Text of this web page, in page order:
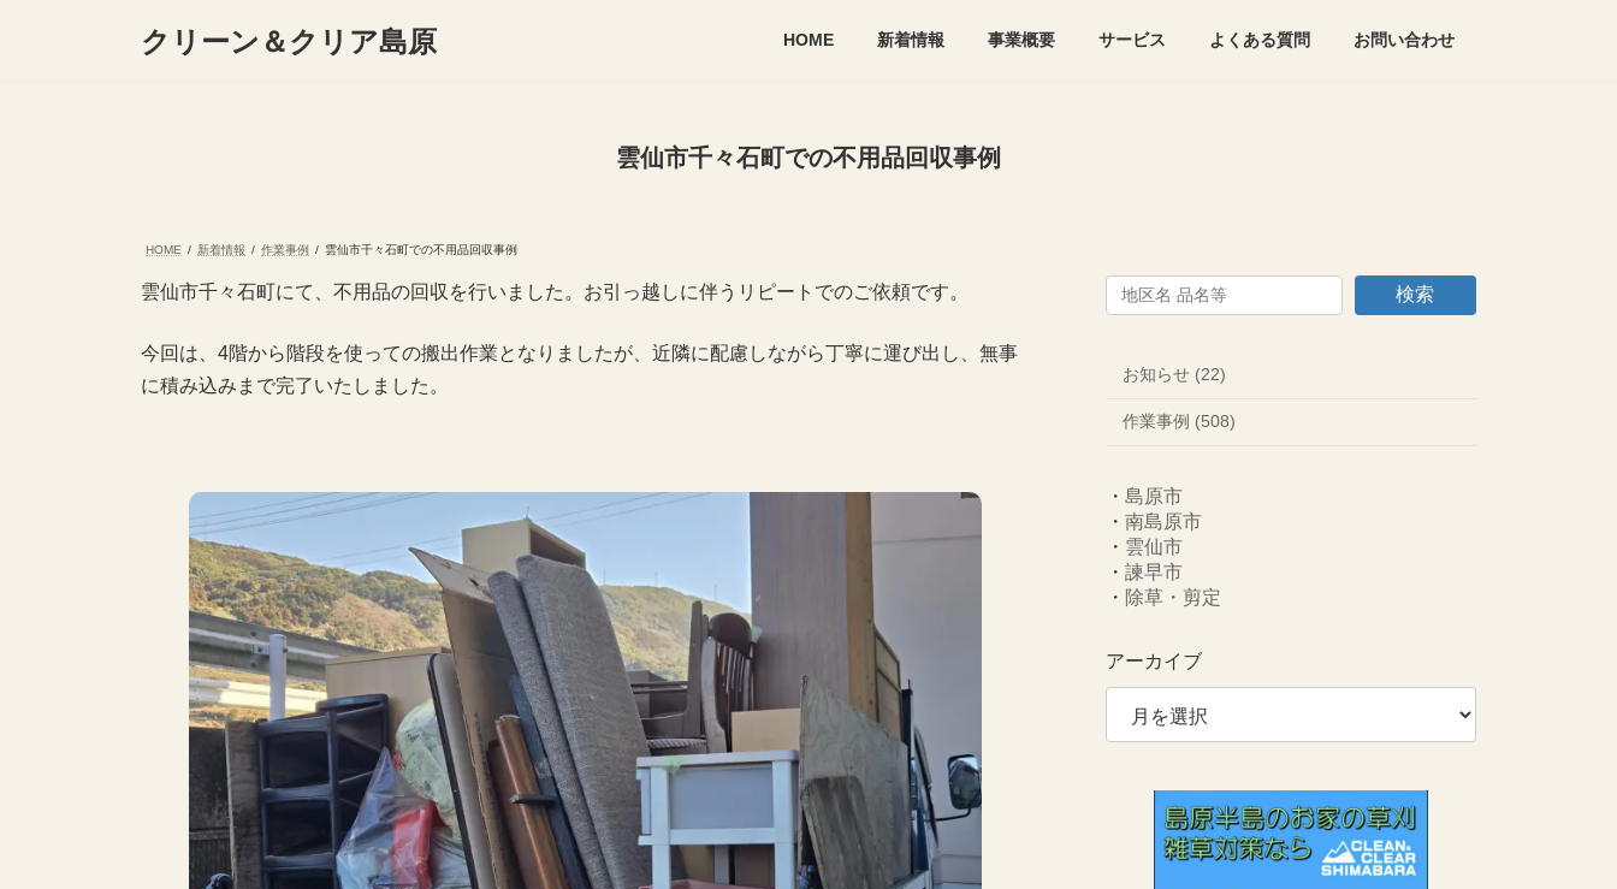
クリーン＆クリア島原 HOME 新着情報 事業概要 サービス よくある質問 お問い合わせ
雲仙市千々石町での不用品回収事例
HOME 新着情報 作業事例 雲仙市千々石町での不用品回収事例
雲仙市千々石町にて、不用品の回収を行いました。お引っ越しに伴うリピートでのご依頼です。
今回は、4階から階段を使っての搬出作業となりましたが、近隣に配慮しながら丁寧に運び出し、無事
に積み込みまで完了いたしました。
検索
お知らせ (22)
作業事例 (508)
・島原市
・南島原市
・ 雲仙市
・諫早市
・ 除草・剪定
アーカイブ